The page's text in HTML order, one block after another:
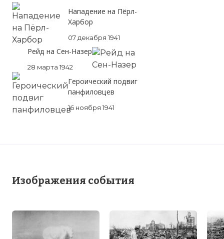
Нападение на Пёрл-
Харбор
07 декабря 1941
Рейд на Сен-Назер
28 марта 1942
Героический подвиг
панфиловцев
16 ноября 1941
Изображения события